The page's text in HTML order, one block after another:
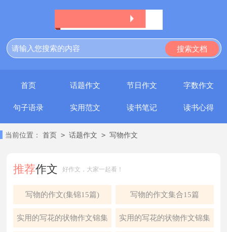
首页 话题作文 节日作文 字数作文
句子语录 实用范文 读书笔记 读书心得
当前位置： 首页 > 话题作文 > 写物作文
推荐作文 好作文，大家一起看！
写物的作文(集锦15篇) 写物的作文集合15篇
实用的写花的状物作文锦集 实用的写花的状物作文锦集